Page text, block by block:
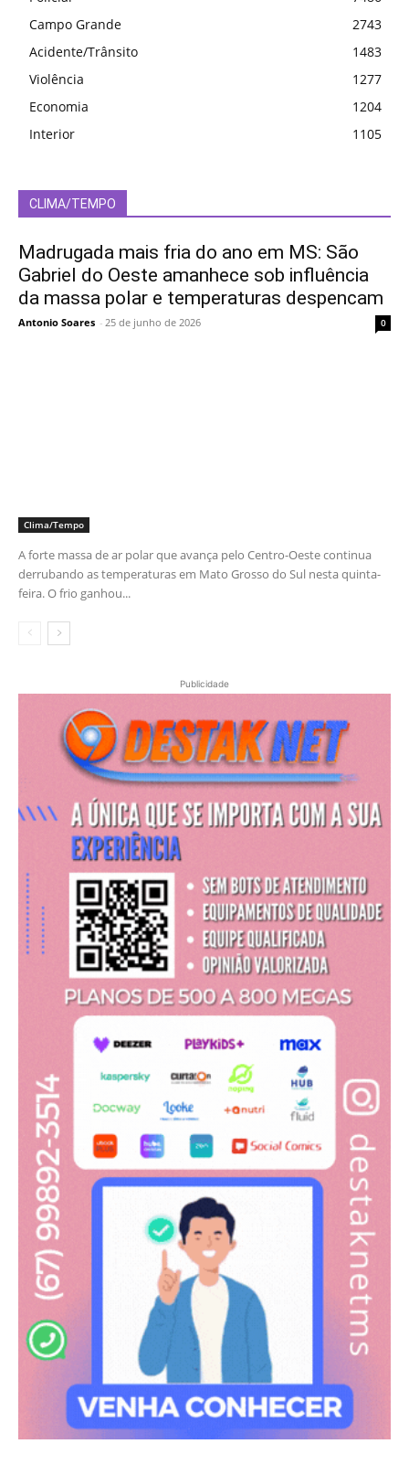
Campo Grande
2743
Acidente/Trânsito
1483
Violência
1277
Economia
1204
Interior
1105
CLIMA/TEMPO
Madrugada mais fria do ano em MS: São
Gabriel do Oeste amanhece sob influência
da massa polar e temperaturas despencam
Antonio Soares - 25 de junho de 2026 0
Clima/Tempo
A forte massa de ar polar que avança pelo Centro-Oeste continua
derrubando as temperaturas em Mato Grosso do Sul nesta quinta-
feira. O frio ganhou...
Publicidade